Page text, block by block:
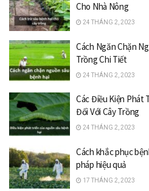
Cho Nhà Nông
24 THÁNG 2, 2023
Cách Ngăn Chặn
Trồng Chi Tiết
24 THÁNG 2, 2023
Các Điều Kiện Phát
Đối Với Cây Trồng
24 THÁNG 2, 2023
Cách khắc phục
pháp hiệu quả
17 THÁNG 2, 2023